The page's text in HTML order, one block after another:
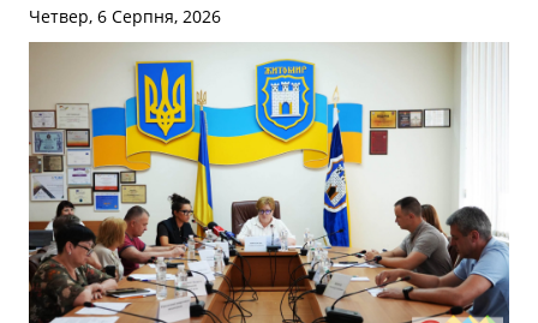
Четвер, 6 Серпня, 2026